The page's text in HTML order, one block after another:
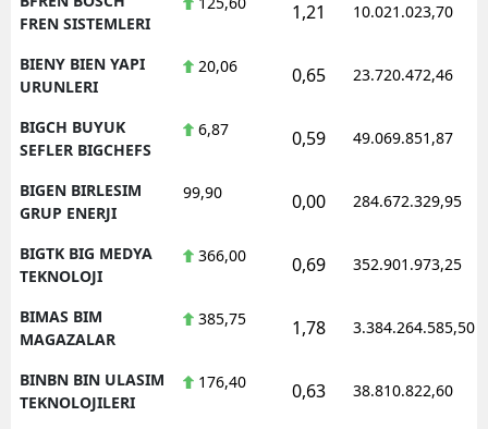
FREN SISTEMLERI
1,21 10.021.023,70
BIENY BIEN YAPI
URUNLERI
20,06 0,65 23.720.472,46
BIGCH BUYUK
SEFLER BIGCHEFS
6,87 0,59 49.069.851,87
BIGEN BIRLESIM
GRUP ENERJI
99,90 0,00 284.672.329,95
BIGTK BIG MEDYA
TEKNOLOJI
366,00 0,69 352.901.973,25
BIMAS BIM
MAGAZALAR
385,75 1,78 3.384.264.585,50
BINBN BIN ULASIM
TEKNOLOJILERI
176,40 0,63 38.810.822,60